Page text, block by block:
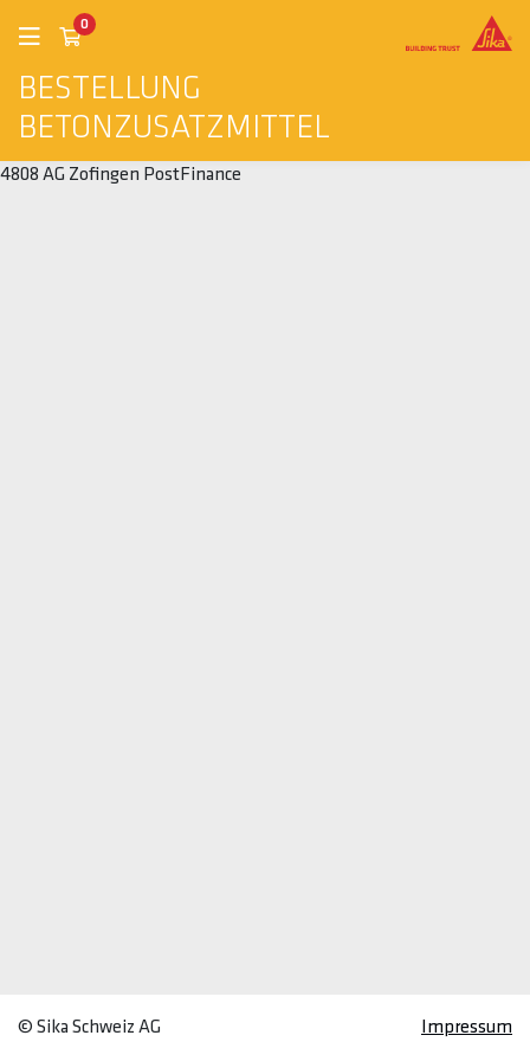
BESTELLUNG
BETONZUSATZMITTEL
0
4808 AG Zofingen PostFinance
© Sika Schweiz AG Impressum